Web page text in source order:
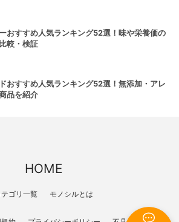
おすすめ人気ランキング52選！味や栄養価の
較・検証
おすすめ人気ランキング52選！無添加・アレ
品を紹介
HOME
テゴリ一覧 モノシルとは